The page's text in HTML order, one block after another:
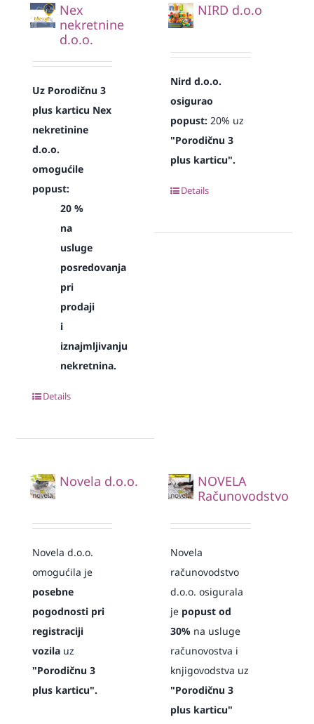
Nex
nekretnine
d.o.o.
Uz Porodičnu 3
plus karticu Nex
nekretinine
d.o.o.
omogućile
popust:
20 %
na
usluge
posredovanja
pri
prodaji
i
iznajmljivanju
nekretnina.
Details
NIRD d.o.o
Nird d.o.o.
osigurao
popust: 20% uz
"Porodičnu 3
plus karticu".
Details
Novela d.o.o.
Novela d.o.o.
omogućila je
posebne
pogodnosti pri
registraciji
vozila uz
"Porodičnu 3
plus karticu".
NOVELA
Računovodstvo
Novela
računovodstvo
d.o.o. osigurala
je popust od
30% na usluge
računovostva i
knjigovodstva uz
"Porodičnu 3
plus karticu"